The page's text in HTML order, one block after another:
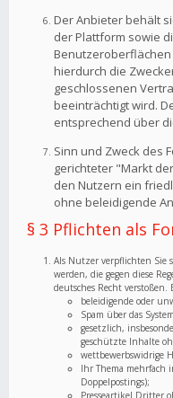
Der Anbieter behält
der Plattform sowie
hierdurch die
geschlossenen
beeinträchtigt wird.
entsprechend über
Sinn und Zweck des
gerichteter "Markt
den Nutzern ein
ohne beleidigende
§ 3 Pflichten als
Als Nutzer verpflichten Sie
werden, die gegen diese
deutsches Recht
beleidigende oder
Spam über das
gesetzlich,
geschützte Inhalte
wettbewerbswidrige
Ihr Thema mehrfach
Doppelpostings);
Presseartikel Dritter